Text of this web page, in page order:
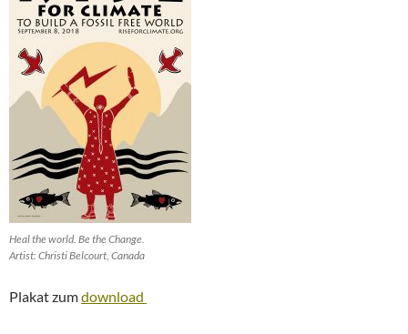
Heal the world. Be the Change.
Artist: Christi Belcourt, Canada
Plakat zumdownload